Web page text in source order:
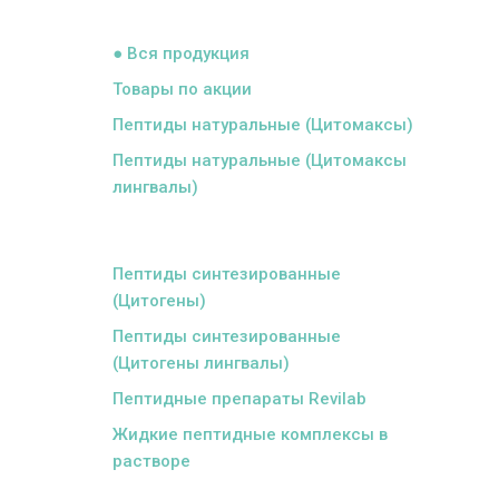
● Вся продукция
Товары по акции
Пептиды натуральные (Цитомаксы)
Пептиды натуральные (Цитомаксы
лингвалы)
Пептиды синтезированные
(Цитогены)
Пептиды синтезированные
(Цитогены лингвалы)
Пептидные препараты Revilab
Жидкие пептидные комплексы в
растворе